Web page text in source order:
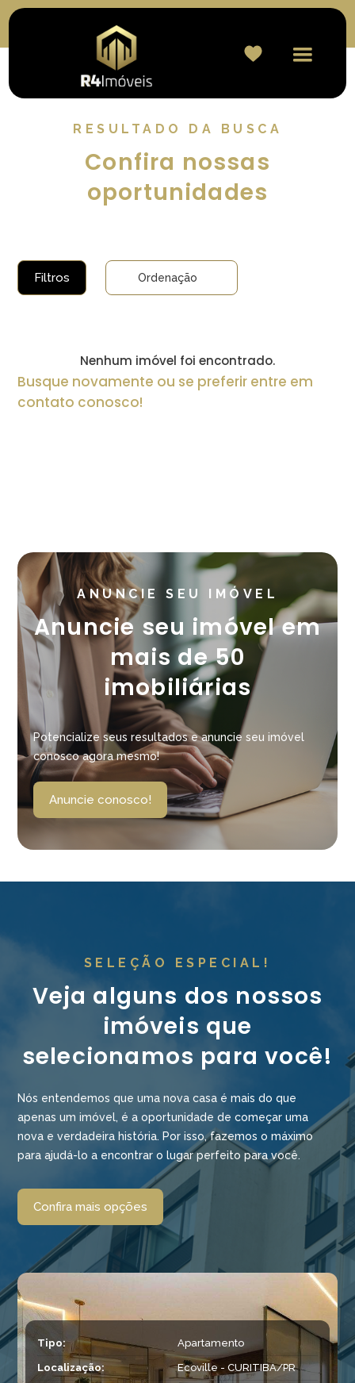
RESULTADO DA BUSCA
Confira nossas
oportunidades
Filtros Ordenação
Nenhum imóvel foi encontrado.
Busque novamente ou se preferir entre em
contato conosco!
ANUNCIE SEU IMÓVEL
Anuncie seu imóvel em
mais de 50
imobiliárias
Potencialize seus resultados e anuncie seu imóvel
conosco agora mesmo!
Anuncie conosco!
SELEÇÃO ESPECIAL!
Veja alguns dos nossos
imóveis que
selecionamos para você!
Nós entendemos que uma nova casa é mais do que
apenas um imóvel, é a oportunidade de começar uma
nova e verdadeira história. Por isso, fazemos o máximo
para ajudá-lo a encontrar o lugar perfeito para você.
Confira mais opções
Tipo: Apartamento
Localização: Ecoville - CURITIBA/PR